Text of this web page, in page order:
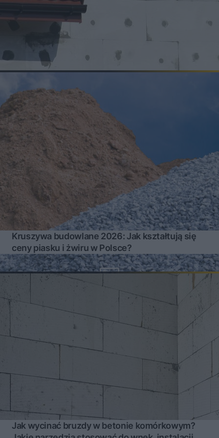
Kruszywa budowlane 2026: Jak kształtują się
ceny piasku i żwiru w Polsce?
Jak wycinać bruzdy w betonie komórkowym?